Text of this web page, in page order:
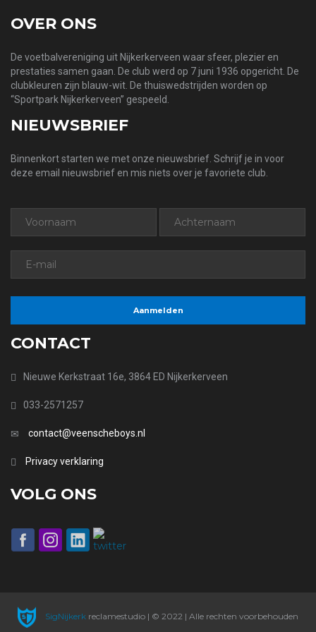
OVER ONS
De voetbalvereniging uit Nijkerkerveen waar sfeer, plezier en
prestaties samen gaan. De club werd op 7 juni 1936 opgericht. De
clubkleuren zijn blauw-wit. De thuiswedstrijden worden op
“Sportpark Nijkerkerveen” gespeeld.
NIEUWSBRIEF
Binnenkort starten we met onze nieuwsbrief. Schrijf je in voor
deze email nieuwsbrief en mis niets over je favoriete club.
CONTACT
Nieuwe Kerkstraat 16e, 3864 ED Nijkerkerveen
033-2571257
contact@veenscheboys.nl
Privacy verklaring
VOLG ONS
SigNijkerkreclamestudio | © 2022 | Alle rechten voorbehouden